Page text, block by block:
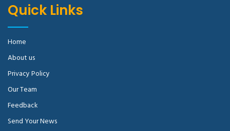
Quick Links
Home
About us
Privacy Policy
Our Team
Feedback
Send Your News